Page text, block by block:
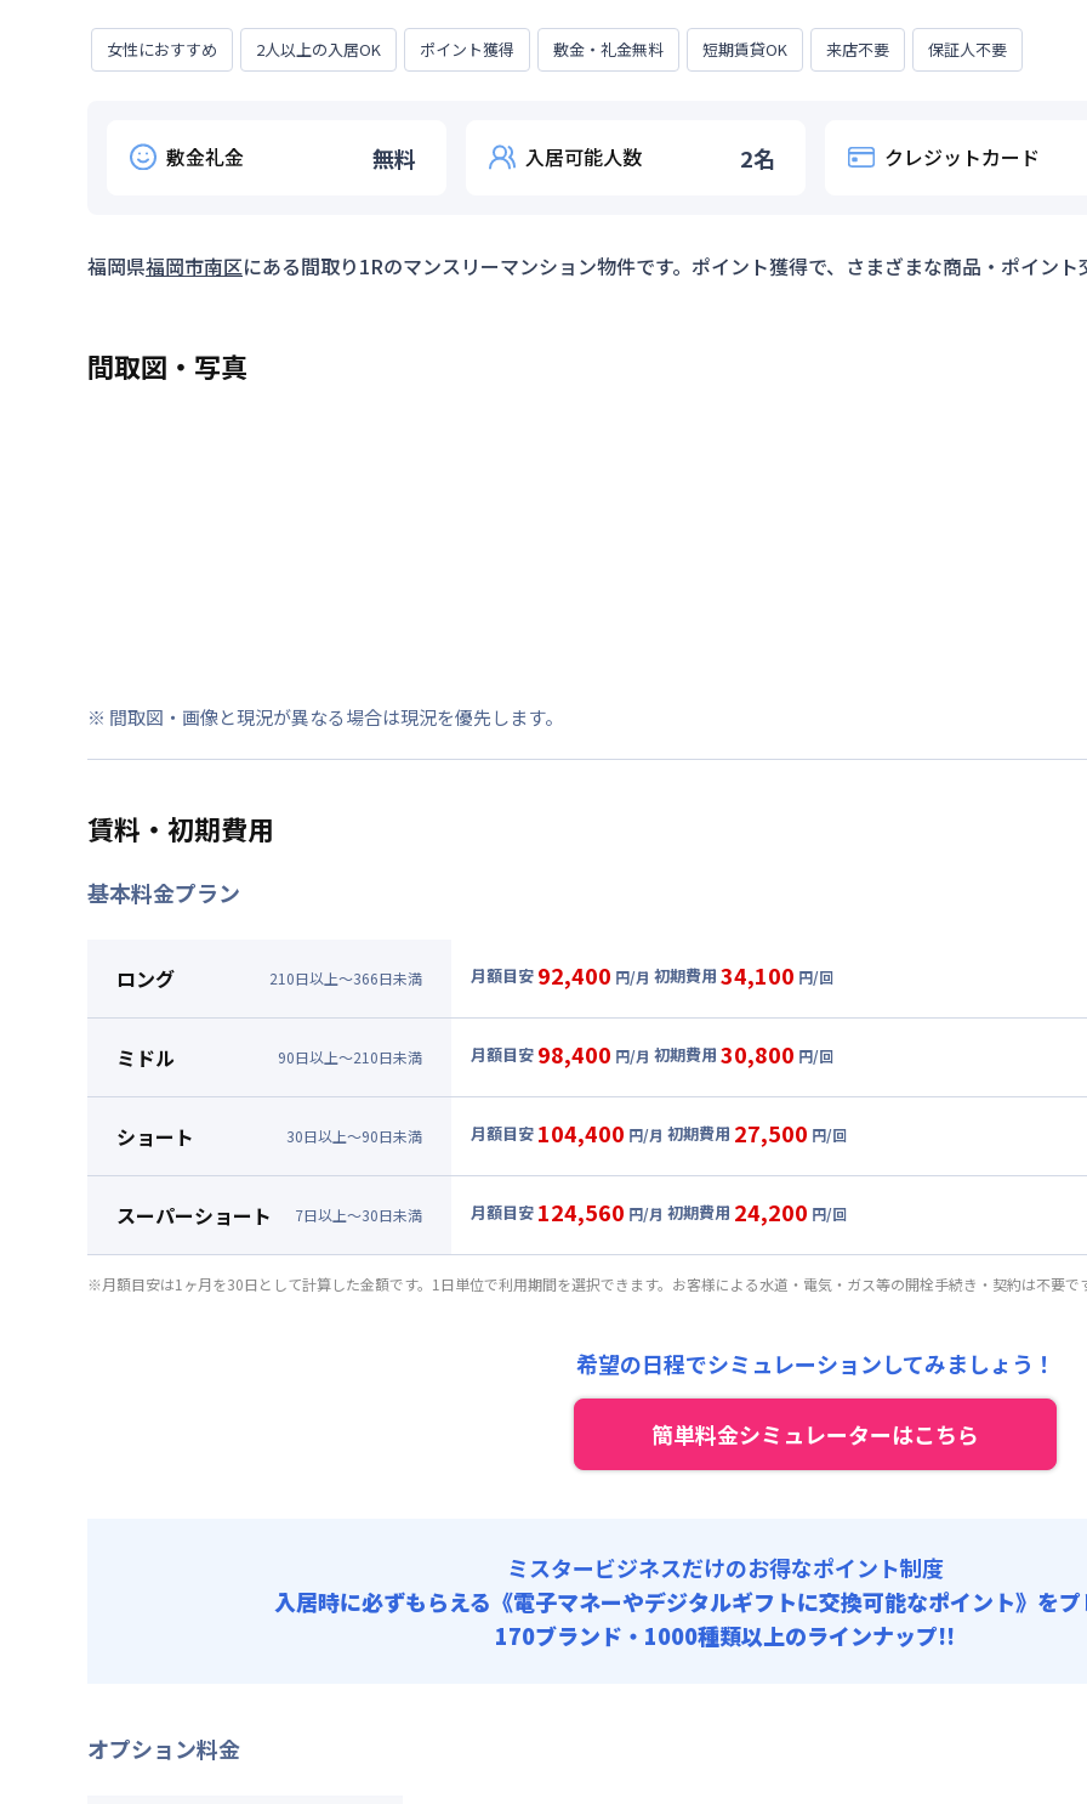
女性におすすめ 2人以上の入居OK ポイント獲得 敷金・礼金無料 短期賃貸OK 来店不要 保証人不要
敷金礼金 無料 入居可能人数 2名 クレジットカード
福岡県福岡市南区にある間取り1Rのマンスリーマンション物件です。ポイント獲得で、さまざまな商品・ポイン
間取図・写真
※ 間取図・画像と現況が異なる場合は現況を優先します。
賃料・初期費用
基本料金プラン
ロング 210日以上～366日未満 月額目安 92,400 円/月 初期費用 34,100 円/回
51,000円/月 (1,700円/日)
光熱費他 : 24,000円/月 (800円/日) (税抜)
清掃料他 : 21,000円/回 (税抜)
その他費用 :
初期費用
事務手数料 : 10,000円/回 (税抜)
ミドル 90日以上～210日未満 月額目安 98,400 円/月 初期費用 30,800 円/回
57,000円/月 (1,900円/日)
光熱費他 : 24,000円/月 (800円/日) (税抜)
清掃料他 : 18,000円/回 (税抜)
その他費用 :
管理費: 15,000円/月 (500円/日)
ショート 30日以上～90日未満 月額目安 104,400 円/月 初期費用 27,500 円/回
63,000円/月 (2,100円/日)
光熱費他 : 24,000円/月 (800円/日) (税抜)
清掃料他 : 15,000円/回 (税抜)
15,000円/月 (500円/日)
事務手数料 : 10,000円/回 (税抜)
スーパーショート 7日以上～30日未満 月額目安 124,560 円/月 初期費用 24,200 円/回
月額賃料目安(30日利用)
12,000円/回 (税抜)
15,000円/月 (500円/日)
※月額目安は1ヶ月を30日として計算した金額です。1日単位で利用期間を選択できます。お客様による水道・電気・ガス等の開栓手続き・契約は不要で
希望の日程でシミュレーションしてみましょう！
簡単料金シミュレーターはこちら
ミスタービジネスだけのお得なポイント制度
入居時に必ずもらえる 《電子マネーやデジタルギフトに交換可能なポイント》を
170ブランド・1000種類以上のラインナップ!!
オプション料金